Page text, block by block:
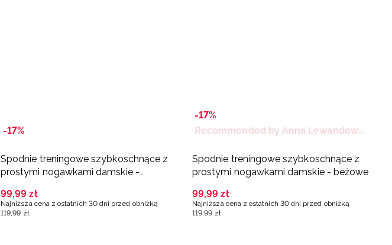
-17%
Spodnie treningowe szybkoschnące z
prostymi nogawkami damskie -
99,99 zł
Najniższa cena z ostatnich 30 dni przed obniżką
119,99 zł
-17%
Recommended by Anna Lewandowska
Spodnie treningowe szybkoschnące z
prostymi nogawkami damskie - beżowe
99,99 zł
Najniższa cena z ostatnich 30 dni przed obniżką
119,99 zł